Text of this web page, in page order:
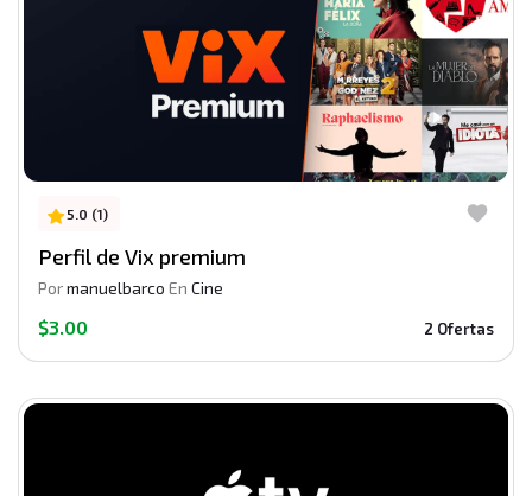
5.0 (1)
Perfil de Vix premium
Pormanuelbarco En Cine
$3.00 2 Ofertas